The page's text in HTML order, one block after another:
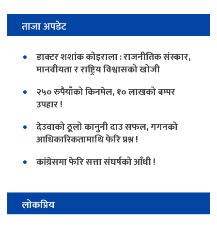
ताजा अपडेट
डाक्टर शशांक कोइराला : राजनीतिक संस्कार,
मानवीयता र राष्ट्रिय विश्वासको खोजी
२५० रुपैयाँको किनमेल, १० लाखको बम्पर
उपहार !
देउवाको ठूलो कानुनी दाउ सफल, गगनको
आधिकारिकतामाथि फेरि प्रश्न !
कांग्रेसमा फेरि सत्ता संघर्षको आँधी !
लोकप्रिय